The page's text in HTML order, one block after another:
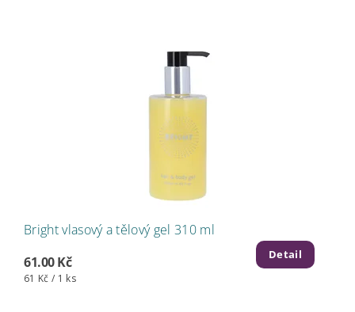
Bright vlasový a tělový gel 310 ml
61.00 Kč
61 Kč / 1 ks
Detail